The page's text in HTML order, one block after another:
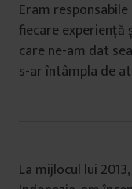
Eram
fiecare experiență
care ne-am dat
s-ar întâmpla de
La mijlocul lui